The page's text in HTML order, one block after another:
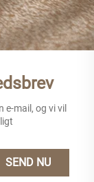
e-mail, og vi vil
SEND NU